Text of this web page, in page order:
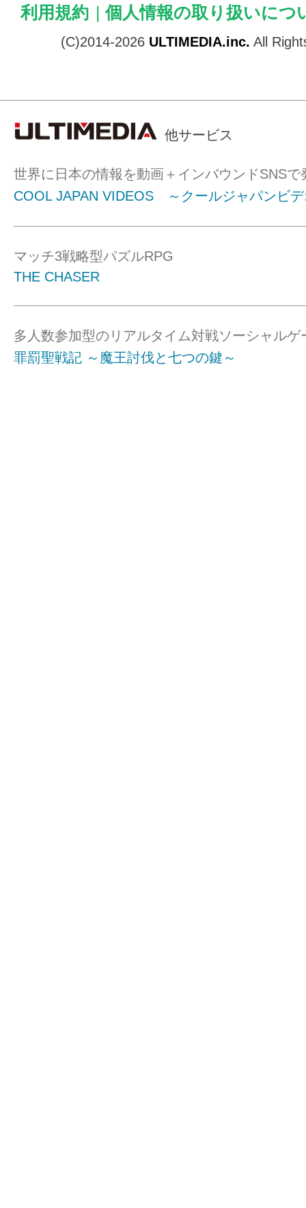
利用規約 | 個人情報の取り扱いにつ
(C)2014-2026 ULTIMEDIA.inc. All
他サービス
世界に日本の情報を動画＋インバウンドSNSで
COOL JAPAN VIDEOS ～クールジャパンビ
マッチ3戦略型パズルRPG
THE CHASER
多人数参加型のリアルタイム対戦ソーシャルゲ
罪罰聖戦記 ～魔王討伐と七つの鍵～